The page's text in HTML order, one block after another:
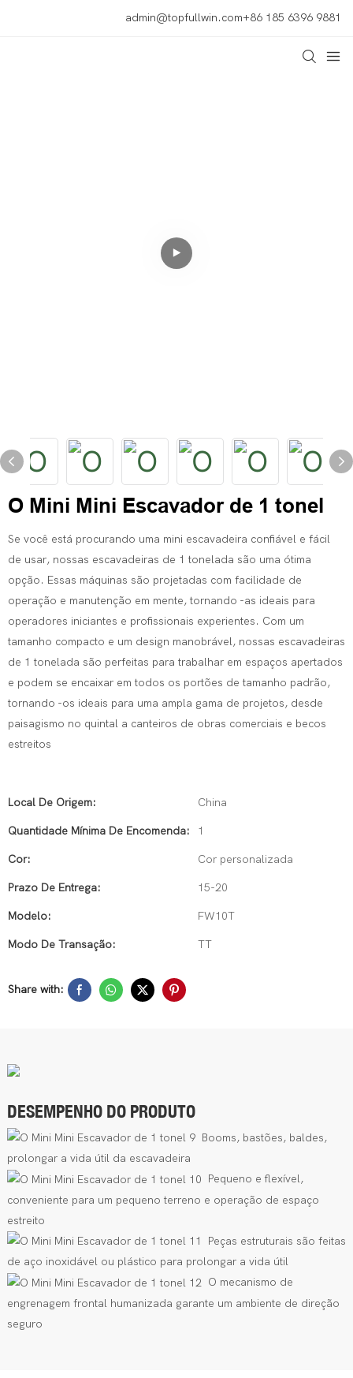
admin@topfullwin.com+86 185 6396 9881
O Mini Mini Escavador de 1 tonel
Se você está procurando uma mini escavadeira confiável e fácil
de usar, nossas escavadeiras de 1 tonelada são uma ótima
opção. Essas máquinas são projetadas com facilidade de
operação e manutenção em mente, tornando -as ideais para
operadores iniciantes e profissionais experientes. Com um
tamanho compacto e um design manobrável, nossas escavadeiras
de 1 tonelada são perfeitas para trabalhar em espaços apertados
e podem se encaixar em todos os portões de tamanho padrão,
tornando -os ideais para uma ampla gama de projetos, desde
paisagismo no quintal a canteiros de obras comerciais e becos
estreitos
Local De Origem: China
Quantidade Mínima De Encomenda: 1
Cor: Cor personalizada
Prazo De Entrega: 15-20
Modelo: FW10T
Modo De Transação: TT
Share with:
DESEMPENHO DO PRODUTO
Booms, bastões, baldes,
prolongar a vida útil da escavadeira
Pequeno e flexível,
conveniente para um pequeno terreno e operação de espaço
estreito
Peças estruturais são feitas
de aço inoxidável ou plástico para prolongar a vida útil
O mecanismo de
engrenagem frontal humanizada garante um ambiente de direção
seguro